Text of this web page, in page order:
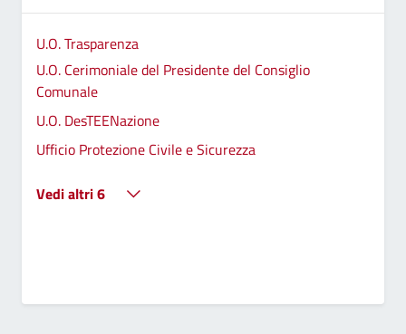
U.O. Trasparenza
U.O. Cerimoniale del Presidente del Consiglio
Comunale
U.O. DesTEENazione
Ufficio Protezione Civile e Sicurezza
Vedi altri 6